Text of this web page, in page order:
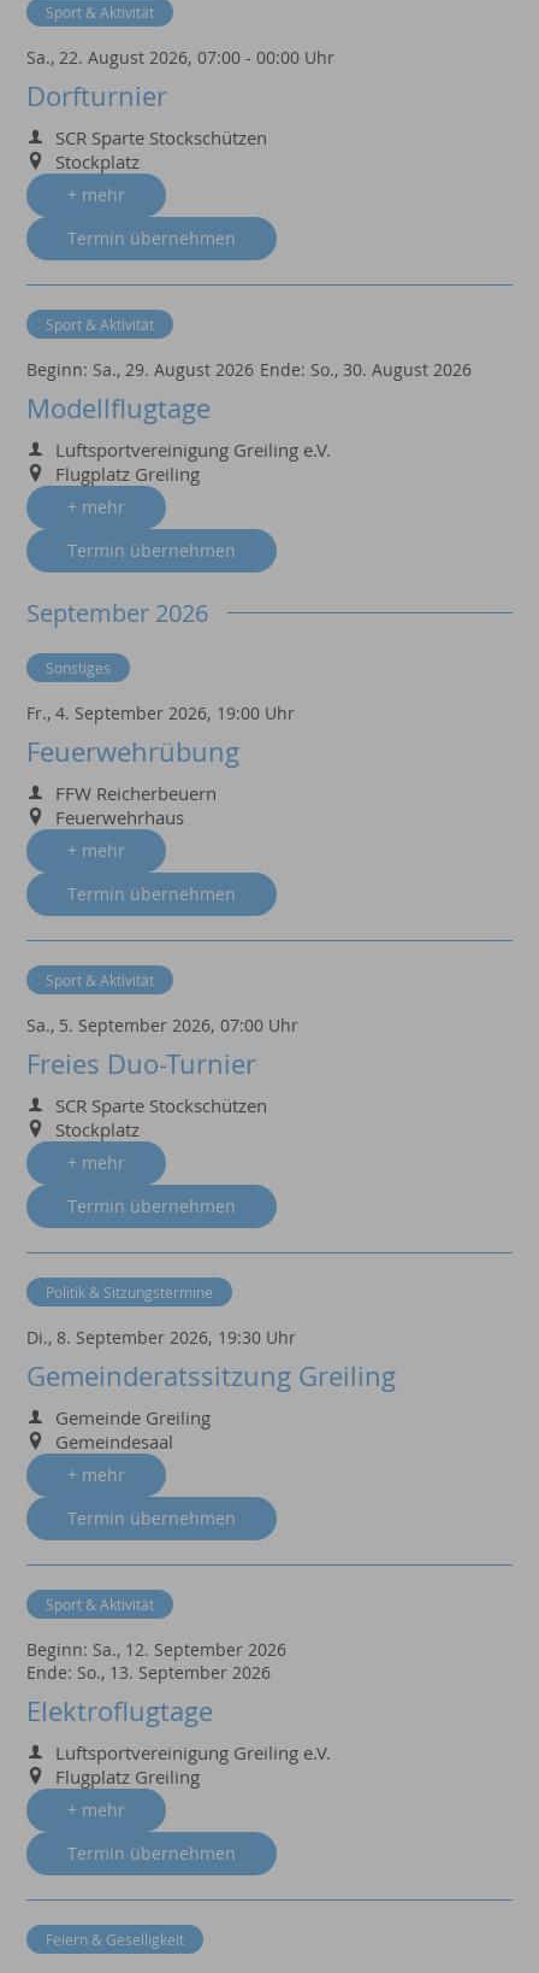
Sa., 22. August 2026, 07:00 - 00:00 Uhr
Dorfturnier
SCR Sparte Stockschützen
Stockplatz
+ mehr
Termin übernehmen
Sport & Aktivität
Beginn: Sa., 29. August 2026 Ende: So., 30. August 2026
Modellflugtage
Luftsportvereinigung Greiling e.V.
Flugplatz Greiling
+ mehr
Termin übernehmen
Sport & Aktivität
September 2026
Fr., 4. September 2026, 19:00 Uhr
Feuerwehrübung
FFW Reicherbeuern
Feuerwehrhaus
+ mehr
Termin übernehmen
Sonstiges
Sa., 5. September 2026, 07:00 Uhr
Freies Duo-Turnier
SCR Sparte Stockschützen
Stockplatz
+ mehr
Termin übernehmen
Sport & Aktivität
Di., 8. September 2026, 19:30 Uhr
Gemeinderatssitzung Greiling
Gemeinde Greiling
Gemeindesaal
+ mehr
Termin übernehmen
Politik & Sitzungstermine
Beginn: Sa., 12. September 2026
Ende: So., 13. September 2026
Elektroflugtage
Luftsportvereinigung Greiling e.V.
Flugplatz Greiling
+ mehr
Termin übernehmen
Sport & Aktivität
Feiern & Geselligkeit